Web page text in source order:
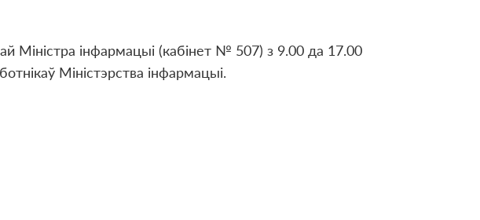
Міністра інфармацыі (кабінет № 507) з 9.00 да 17.00
Міністэрства інфармацыі.